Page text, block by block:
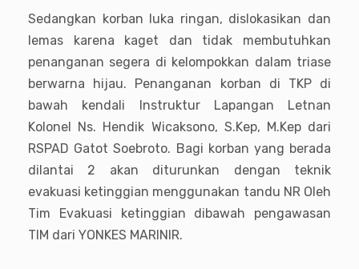
Sedangkan korban luka ringan, dislokasikan dan
lemas karena kaget dan tidak membutuhkan
penanganan segera di kelompokkan dalam triase
berwarna hijau. Penanganan korban di TKP di
bawah kendali Instruktur Lapangan Letnan
Kolonel Ns. Hendik Wicaksono, S.Kep, M.Kep dari
RSPAD Gatot Soebroto. Bagi korban yang berada
dilantai 2 akan diturunkan dengan teknik
evakuasi ketinggian menggunakan tandu NR Oleh
Tim Evakuasi ketinggian dibawah pengawasan
TIM dari YONKES MARINIR.